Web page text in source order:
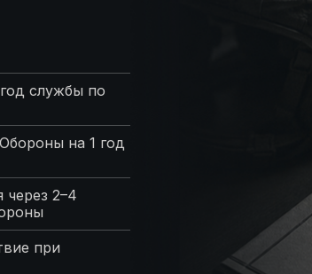
службы по
на 1 год
через 2–4
при